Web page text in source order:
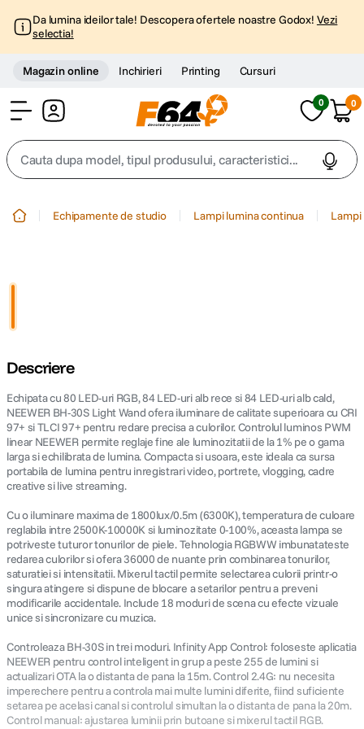
Da lumina ideilor tale! Descopera ofertele noastre Godox! Vezi
selectia!
Magazin online Inchirieri Printing Cursuri
0 0
Cauta dupa model, tipul produsului, caracteristici...
5. canon sx740 hs
6. lavaliera
7. card memorie
8. ulanzi
9. insta 360
10. godox
Echipamente de studio Lampi lumina continua
Descriere
Echipata cu 80 LED-uri RGB, 84 LED-uri alb rece si 84 LED-uri alb cald,
NEEWER BH-30S Light Wand ofera iluminare de calitate superioara cu CRI
97+ si TLCI 97+ pentru redare precisa a culorilor. Controlul luminos PWM
linear NEEWER permite reglaje fine ale luminozitatii de la 1% pe o gama
larga si echilibrata de lumina. Compacta si usoara, este ideala ca sursa
portabila de lumina pentru inregistrari video, portrete, vlogging, cadre
creative si live streaming.
Cu o iluminare maxima de 1800lux/0.5m (6300K), temperatura de culoare
reglabila intre 2500K-10000K si luminozitate 0-100%, aceasta lampa se
potriveste tuturor tonurilor de piele. Tehnologia RGBWW imbunatateste
redarea culorilor si ofera 36000 de nuante prin combinarea tonurilor,
saturatiei si intensitatii. Mixerul tactil permite selectarea culorii printr-o
singura atingere si dispune de blocare a setarilor pentru a preveni
modificarile accidentale. Include 18 moduri de scena cu efecte vizuale
unice si sincronizare cu muzica.
Controleaza BH-30S in trei moduri. Infinity App Control: foloseste aplicatia
NEEWER pentru control inteligent in grup a peste 255 de lumini si
actualizari OTA la o distanta de pana la 15m. Control 2.4G: nu necesita
imperechere pentru a controla mai multe lumini diferite, fiind suficiente
setarea pe acelasi canal si controlul simultan la o distanta de pana la 20m.
Control manual: ajustarea luminii prin butoane si mixerul tactil RGB.